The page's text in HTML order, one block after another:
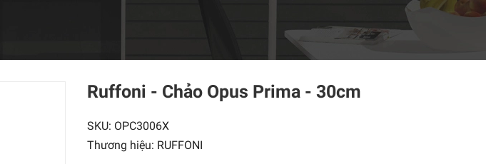
Ruffoni - Chảo Opus Prima - 30cm
SKU: OPC3006X
Thương hiệu: RUFFONI